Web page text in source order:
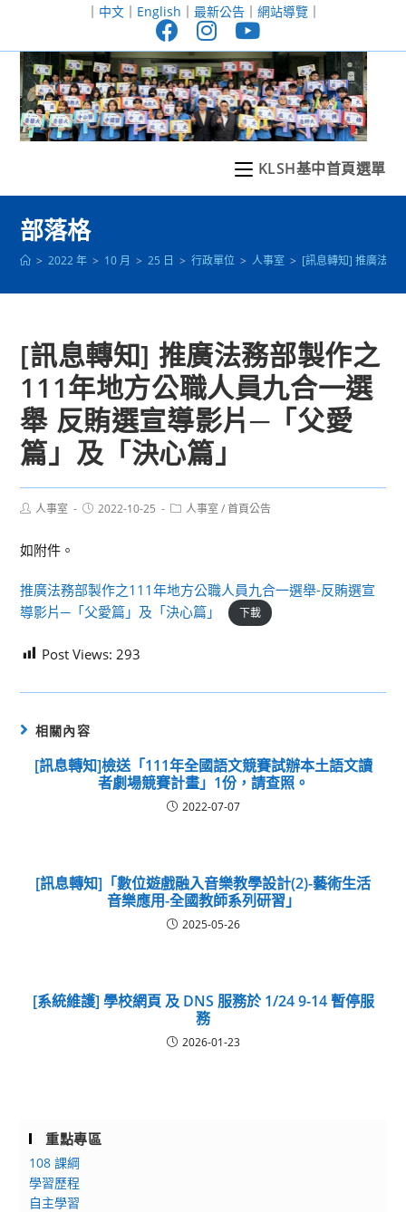
至
｜ 中文｜ English ｜ 最新公告｜ 網站導覽｜
KLSH基中首頁選單
部落格
> 2022 年 > 10 月 > 25 日 > 行政單位 > 人事室 > [訊息轉知] 推廣法務
[訊息轉知] 推廣法務部製作之
111年地方公職人員九合一選
舉 反賄選宣導影片─「父愛
篇」及「決心篇」
Post人事室
Post2022-10-25
Post人事室 / 首頁公告
如附件。
推廣法務部製作之111年地方公職人員九合一選舉-反賄選宣
導影片─「父愛篇」及「決心篇」
下載
Post Views: 293
相關內容
[訊息轉知]檢送「111年全國語文競賽試辦本土語文讀
者劇場競賽計畫」1份，請查照。
2022-07-07
[訊息轉知]「數位遊戲融入音樂教學設計(2)-藝術生活
音樂應用-全國教師系列研習」
2025-05-26
[系統維護] 學校網頁 及 DNS 服務於 1/24 9-14 暫停服
務
2026-01-23
重點專區
108 課綱
學習歷程
自主學習